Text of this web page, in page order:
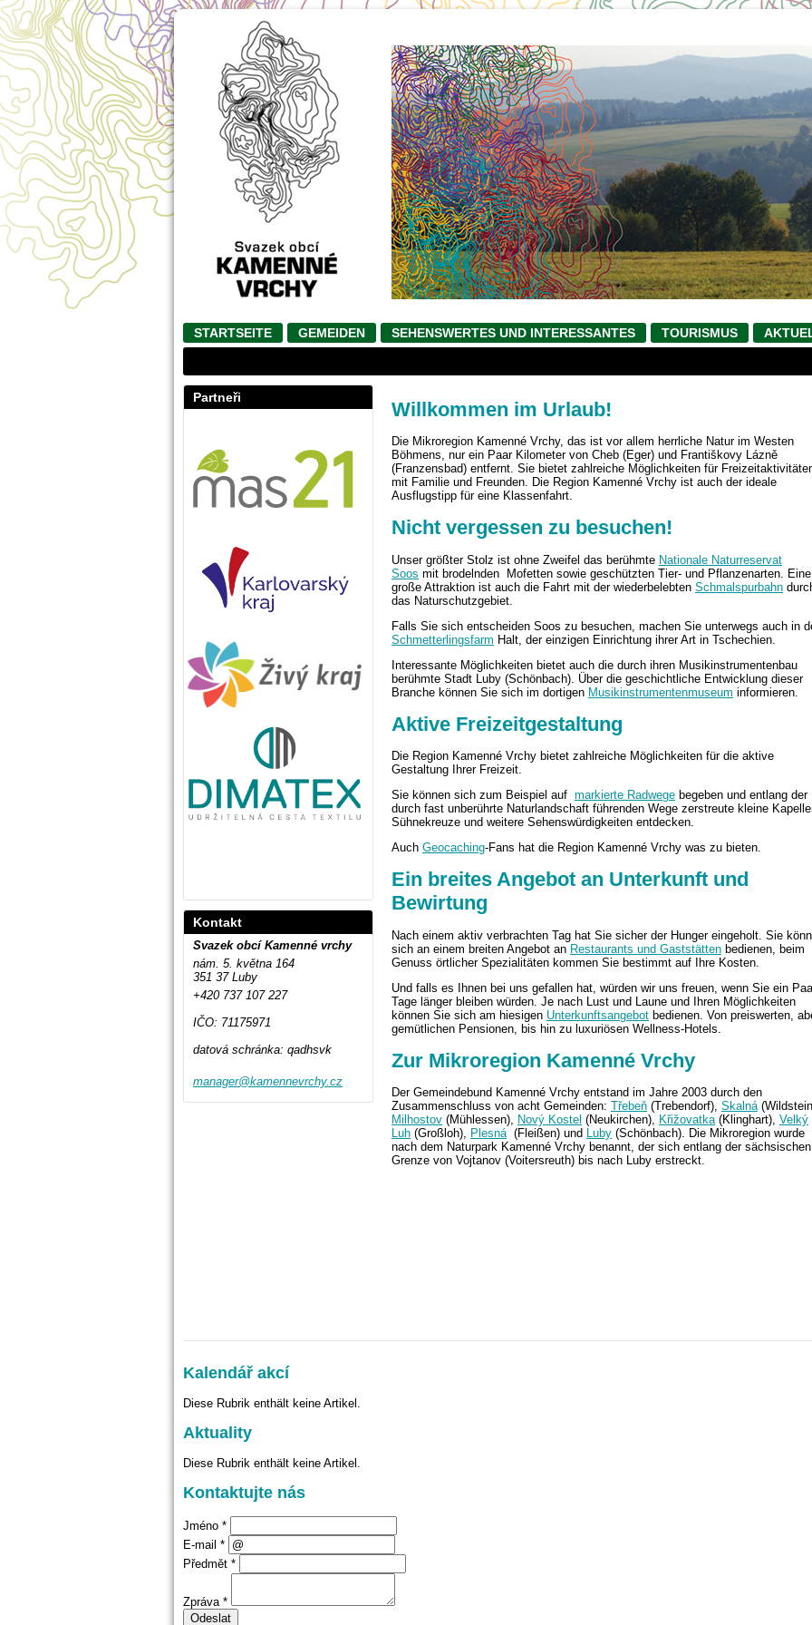
STARTSEITE GEMEIDEN SEHENSWERTES UND INTERESSANTES TOURISMUS
Willkommen im Urlaub!
Die Mikroregion Kamenné Vrchy, das ist vor allem herrliche Natur im Westen
Böhmens, nur ein Paar Kilometer von Cheb (Eger) und Františkovy Lázně
(Franzensbad) entfernt. Sie bietet zahlreiche Möglichkeiten für
mit Familie und Freunden. Die Region Kamenné Vrchy ist auch der ideale
Ausflugstipp für eine Klassenfahrt.
Nicht vergessen zu besuchen!
Unser größter Stolz ist ohne Zweifel das berühmte Nationale Naturreservat
Soos mit brodelnden Mofetten sowie geschützten Tier- und Pflanzenarten. Eine
große Attraktion ist auch die Fahrt mit der wiederbelebten Schmalspurbahn
das Naturschutzgebiet.
Falls Sie sich entscheiden Soos zu besuchen, machen Sie unterwegs auch in
Schmetterlingsfarm Halt, der einzigen Einrichtung ihrer Art in Tschechien.
Interessante Möglichkeiten bietet auch die durch ihren Musikinstrumentenbau
berühmte Stadt Luby (Schönbach). Über die geschichtliche Entwicklung dieser
Branche können Sie sich im dortigen Musikinstrumentenmuseum informieren.
Aktive Freizeitgestaltung
Die Region Kamenné Vrchy bietet zahlreiche Möglichkeiten für die aktive
Gestaltung Ihrer Freizeit.
Sie können sich zum Beispiel auf markierte Radwege begeben und entlang der
durch fast unberührte Naturlandschaft führenden Wege zerstreute kleine
Sühnekreuze und weitere Sehenswürdigkeiten entdecken.
Auch Geocaching-Fans hat die Region Kamenné Vrchy was zu bieten.
Ein breites Angebot an Unterkunft und
Bewirtung
Nach einem aktiv verbrachten Tag hat Sie sicher der Hunger eingeholt. Sie
sich an einem breiten Angebot an Restaurants und Gaststätten bedienen, beim
Genuss örtlicher Spezialitäten kommen Sie bestimmt auf Ihre Kosten.
Und falls es Ihnen bei uns gefallen hat, würden wir uns freuen, wenn Sie ein
Tage länger bleiben würden. Je nach Lust und Laune und Ihren Möglichkeiten
können Sie sich am hiesigen Unterkunftsangebot bedienen. Von preiswerten,
gemütlichen Pensionen, bis hin zu luxuriösen Wellness-Hotels.
Zur Mikroregion Kamenné Vrchy
Der Gemeindebund Kamenné Vrchy entstand im Jahre 2003 durch den
Zusammenschluss von acht Gemeinden: Třebeň (Trebendorf), Skalná
Milhostov (Mühlessen), Nový Kostel (Neukirchen), Křižovatka(Klinghart), Velký
Luh (Großloh), Plesná (Fleißen) und Luby (Schönbach). Die Mikroregion wurde
nach dem Naturpark Kamenné Vrchy benannt, der sich entlang der sächsischen
Grenze von Vojtanov (Voitersreuth) bis nach Luby erstreckt.
Partneři
Kontakt
Svazek obcí Kamenné vrchy
nám. 5. května 164
351 37 Luby
+420 737 107 227
IČO: 71175971
datová schránka: qadhsvk
manager@kamennevrchy.cz
Kalendář akcí
Diese Rubrik enthält keine Artikel.
Aktuality
Diese Rubrik enthält keine Artikel.
Kontaktujte nás
Jméno *
E-mail *
Předmět *
Zpráva *